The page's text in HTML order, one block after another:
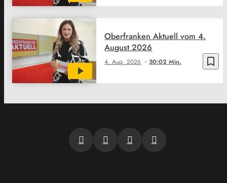
bookmark_border
4. Aug. 2026 30:02 Min.
Oberfranken Aktuell vom 4.
August 2026